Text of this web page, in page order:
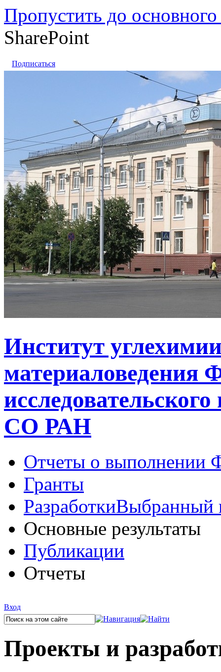
Пропустить до основного
SharePoint
Подписаться
Институт
материаловедения
СО РАН
Отчеты о выполнении
Гранты
РазработкиВыбранный
Основные результаты
Публикации
Отчеты
Вход
Проекты и